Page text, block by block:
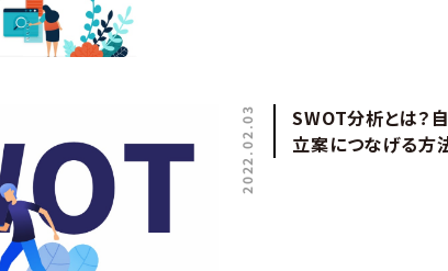
2022.02.03
SWOT分析とは？
立案につなげる方